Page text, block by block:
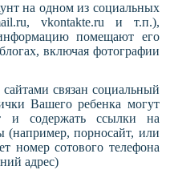
на одном из социальных
vkontakte.ru и т.п.),
помещают его
включая фотографии
связан социальный
Вашего ребенка могут
и содержать ссылки на
(например, порносайт, или
номер сотового телефона
адрес)